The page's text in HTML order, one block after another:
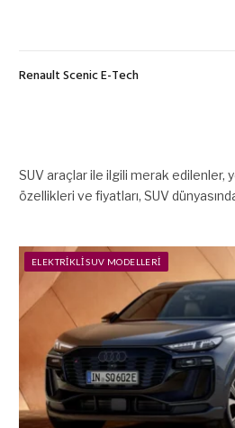
Renault Scenic E-Tech
SUV araçlar ile ilgili merak edilenler,
özellikleri ve fiyatları, SUV
ELEKTRIKLI SUV MODELLERI